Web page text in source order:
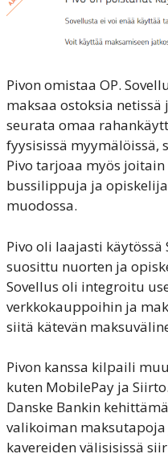
Pivon omistaa OP.
maksaa ostoksia
seurata omaa
fyysisissä myymälöissä,
Pivo tarjoaa myös
bussilippuja ja
muodossa.
Pivo oli laajasti käytössä
suosittu nuorten ja
Sovellus oli integroitu
verkkokauppoihin ja
siitä kätevän
Pivon kanssa kilpaili
kuten MobilePay ja
Danske Bankin
valikoiman
kavereiden välisisissä